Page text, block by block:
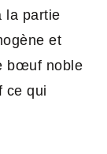
la partie
et
bœuf noble
ce qui